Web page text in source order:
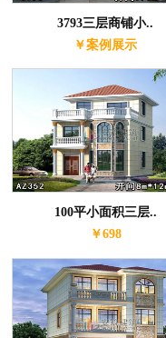
3793三层商铺小..
￥案例展示
100平小面积三层..
￥698